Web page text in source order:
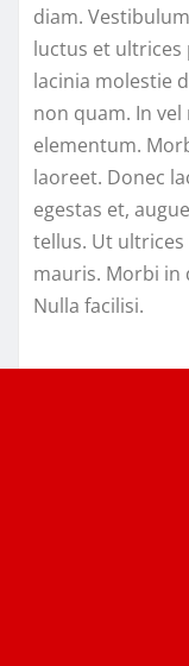
diam.
luctus et ultrices
lacinia molestie
non quam. In
elementum.
laoreet. Donec
egestas et,
tellus. Ut
mauris. Morbi in
Nulla facilisi.